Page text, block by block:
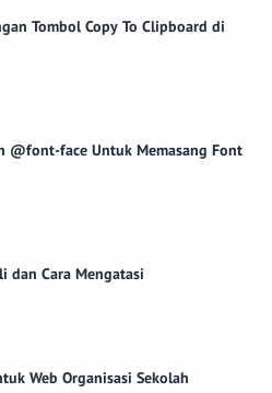
Tombol Copy To Clipboard di
@font-face Untuk Memasang Font
dan Cara Mengatasi
Web Organisasi Sekolah